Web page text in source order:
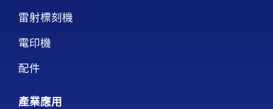
雷射標刻機
電印機
配件
產業應用